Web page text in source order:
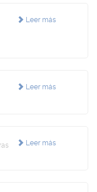
Leer más
Leer más
Leer más